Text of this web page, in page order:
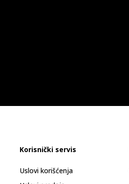
Korisnički servis
Uslovi korišćenja